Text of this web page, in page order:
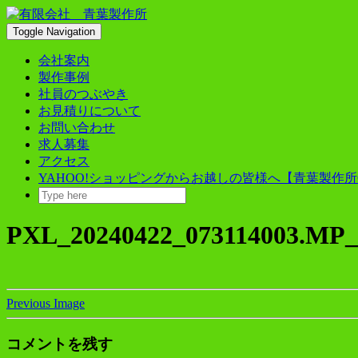
Skip
to
content
Toggle Navigation
会社案内
製作事例
社員のつぶやき
お見積りについて
お問い合わせ
求人募集
アクセス
YAHOO!ショッピングからお越しの皆様へ【青葉製作
PXL_20240422_073114003.MP_
Previous Image
コメントを残す